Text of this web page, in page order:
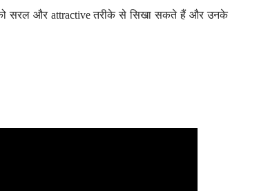
सरल और attractive तरीके से सिखा सकते हैं और उनके